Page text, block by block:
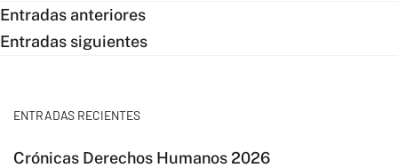
Navegación
de
Entradas anteriores
Entradas siguientes
ENTRADAS RECIENTES
Crónicas Derechos Humanos 2026